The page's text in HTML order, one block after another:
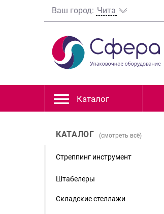
Ваш город: Чита
Каталог
КАТАЛОГ (смотреть всё)
Стреппинг инструмент
Штабелеры
Складские стеллажи